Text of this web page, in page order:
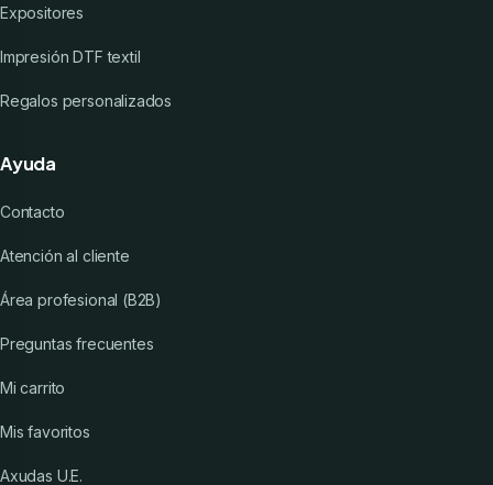
Expositores
Impresión DTF textil
Regalos personalizados
Ayuda
Contacto
Atención al cliente
Área profesional (B2B)
Preguntas frecuentes
Mi carrito
Mis favoritos
Axudas U.E.